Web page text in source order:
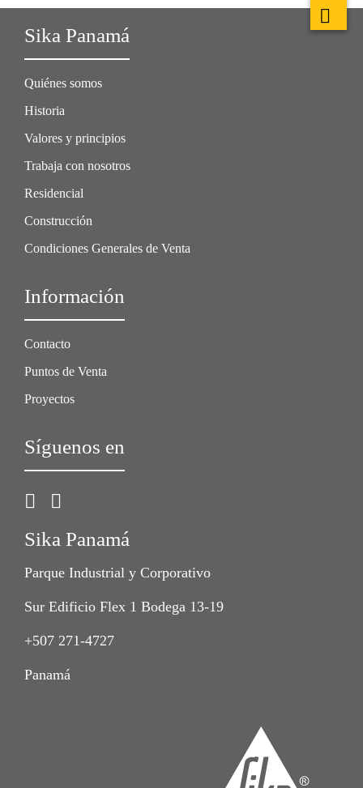
Sika Panamá
Quiénes somos
Historia
Valores y principios
Trabaja con nosotros
Residencial
Construcción
Condiciones Generales de Venta
Información
Contacto
Puntos de Venta
Proyectos
Síguenos en
Sika Panamá
Parque Industrial y Corporativo
Sur Edificio Flex 1 Bodega 13-19
+507 271-4727
Panamá